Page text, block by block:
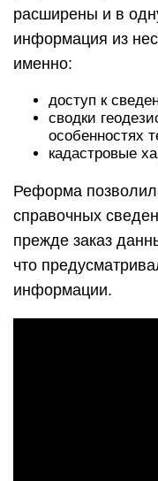
расширены и в
информация из
именно:
доступ к
сводки
особенностях
кадастровые
Реформа
справочных
прежде заказ
что
информации.